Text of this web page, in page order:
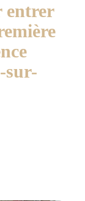
entrer
sur-